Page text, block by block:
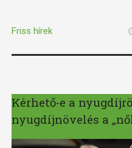
Friss hírek
Kérhető-e a
nyugdíjnövelés a